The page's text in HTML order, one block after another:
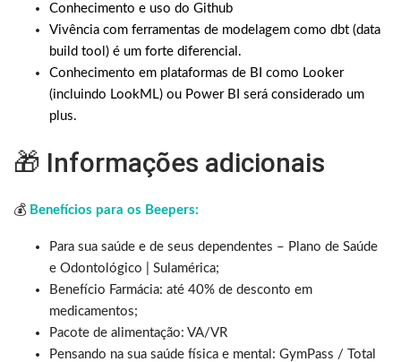
Conhecimento e uso do Github
Vivência com ferramentas de modelagem como dbt (data
build tool) é um forte diferencial.
Conhecimento em plataformas de BI como Looker
(incluindo LookML) ou Power BI será considerado um
plus.
🎁 Informações adicionais
💰 Benefícios para os Beepers:
Para sua saúde e de seus dependentes – Plano de Saúde
e Odontológico | Sulamérica;
Benefício Farmácia: até 40% de desconto em
medicamentos;
Pacote de alimentação: VA/VR
Pensando na sua saúde física e mental: GymPass / Total